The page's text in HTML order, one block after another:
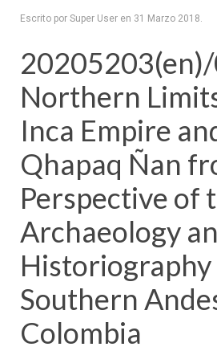
Escrito por Super User en 31 Marzo 2018.
Northern
Inca Empire
Qhapaq Ñan
Perspective of
Archaeology
Southern
Colombia